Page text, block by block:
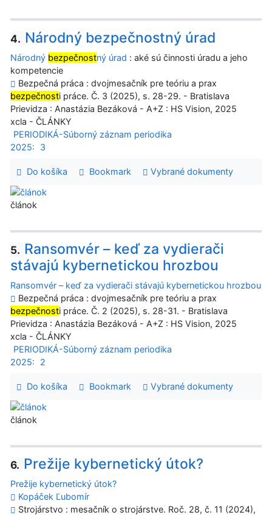
4. Národný bezpečnostný úrad
Národný bezpečnostný úrad : aké sú činnosti úradu a jeho
kompetencie
Bezpečná práca : dvojmesačník pre teóriu a prax
bezpečnosti práce. Č. 3 (2025), s. 28-29. - Bratislava
Prievidza : Anastázia Bezáková - A+Z : HS Vision, 2025
xcla - ČLÁNKY
PERIODIKÁ-Súborný záznam periodika
2025:
3
Do košíka Bookmark Vybrané dokumenty
článok
5. Ransomvér – keď za vydierači
stávajú kybernetickou hrozbou
Ransomvér – keď za vydierači stávajú kybernetickou hrozbou
Bezpečná práca : dvojmesačník pre teóriu a prax
bezpečnosti práce. Č. 2 (2025), s. 28-31. - Bratislava
Prievidza : Anastázia Bezáková - A+Z : HS Vision, 2025
xcla - ČLÁNKY
PERIODIKÁ-Súborný záznam periodika
2025:
2
Do košíka Bookmark Vybrané dokumenty
článok
6. Prežije kybernetický útok?
Prežije kybernetický útok?
Kopáček Ľubomír
Strojárstvo : mesačník o strojárstve. Roč. 28, č. 11 (2024),